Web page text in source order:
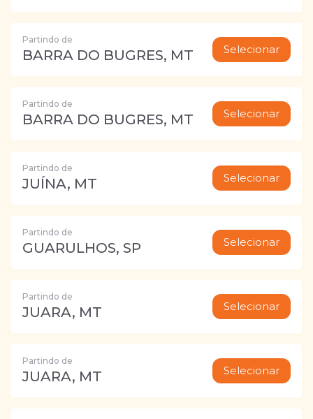
Partindo de
BARRA DO BUGRES, MT Selecionar
Partindo de
BARRA DO BUGRES, MT Selecionar
Partindo de
JUÍNA, MT Selecionar
Partindo de
GUARULHOS, SP Selecionar
Partindo de
JUARA, MT Selecionar
Partindo de
JUARA, MT Selecionar